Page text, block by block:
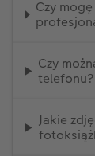
Czy
Czy
telefonu?
Jakie